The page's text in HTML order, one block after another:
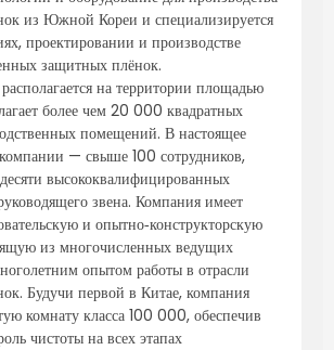
из Южной Кореи и специализируется
проектировании и производстве
защитных плёнок.
на территории площадью
более чем 20 000 квадратных
помещений. В настоящее
— свыше 100 сотрудников,
высококвалифицированных
звена. Компания имеет
и опытно‑конструкторскую
из многочисленных ведущих
опытом работы в отрасли
Будучи первой в Китае, компания
комнату класса 100 000, обеспечив
чистоты на всех этапах